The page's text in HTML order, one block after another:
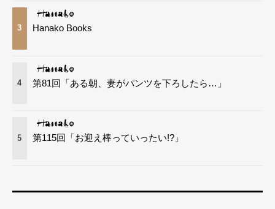
3 Hanako Books
4 第81回「ある朝、妻がパンツを下ろしたら…」
5 第115回「お迎え棒っていったい!?」